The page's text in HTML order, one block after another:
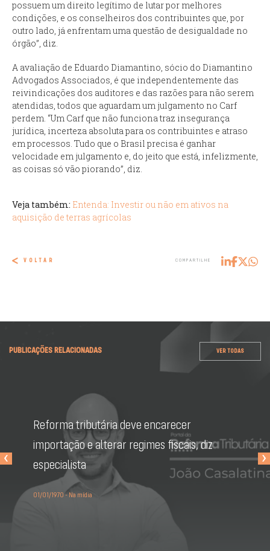
possuem um direito legítimo de lutar por melhores
condições, e os conselheiros dos contribuintes que, por
outro lado, já enfrentam uma questão de desigualdade no
órgão”, diz.
A avaliação de Eduardo Diamantino, sócio do Diamantino
Advogados Associados, é que independentemente das
reivindicações dos auditores e das razões para não serem
atendidas, todos que aguardam um julgamento no Carf
perdem. “Um Carf que não funciona traz insegurança
jurídica, incerteza absoluta para os contribuintes e atraso
em processos. Tudo que o Brasil precisa é ganhar
velocidade em julgamento e, do jeito que está, infelizmente,
as coisas só vão piorando”, diz.
Veja também: Entenda: Investir ou não em ativos na
aquisição de terras agrícolas
VOLTAR COMPARTILHE
PUBLICAÇÕES RELACIONADAS VER TODAS
Reforma tributária deve encarecer
importação e alterar regimes fiscais, diz
especialista
01/01/1970 - Na mídia
‹ ›